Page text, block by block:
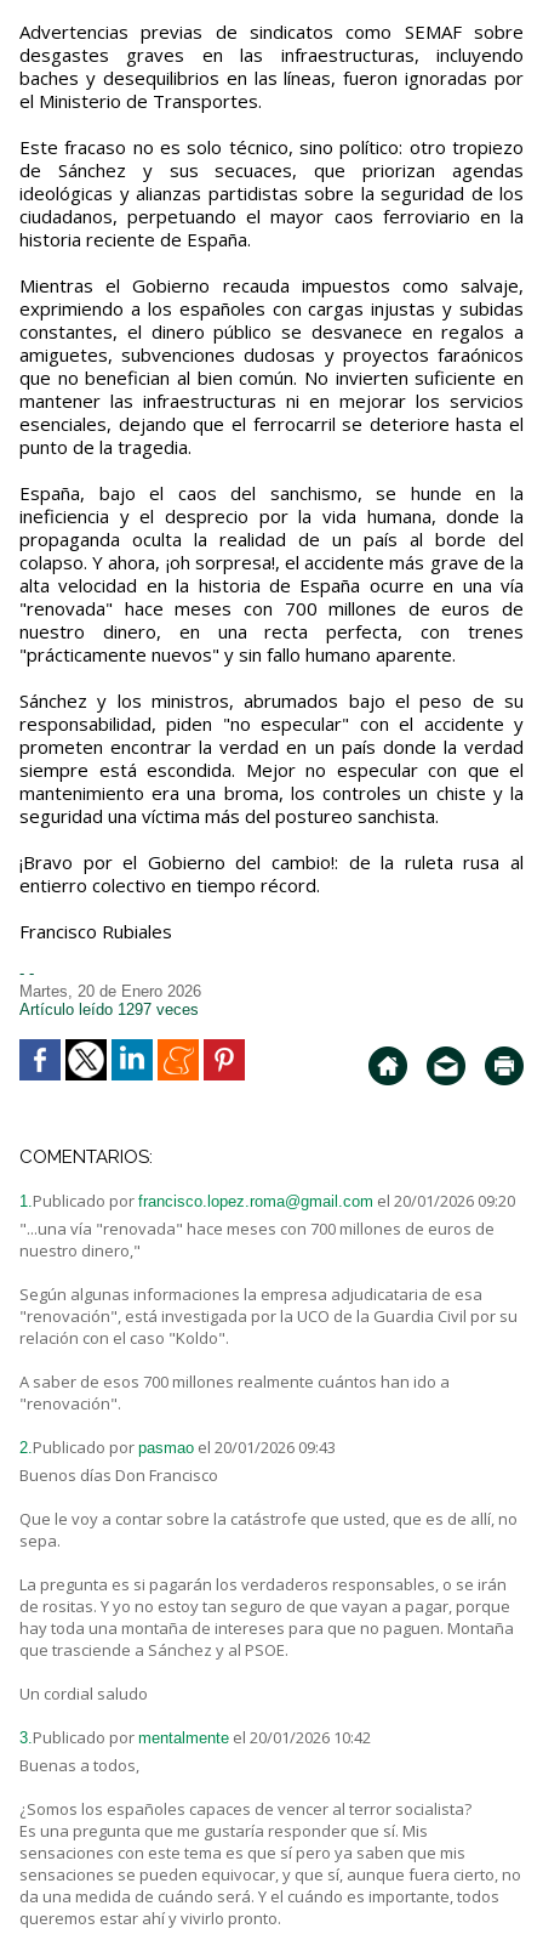
Advertencias previas de sindicatos como SEMAF sobre
desgastes graves en las infraestructuras, incluyendo
baches y desequilibrios en las líneas, fueron ignoradas por
el Ministerio de Transportes.
Este fracaso no es solo técnico, sino político: otro tropiezo
de Sánchez y sus secuaces, que priorizan agendas
ideológicas y alianzas partidistas sobre la seguridad de los
ciudadanos, perpetuando el mayor caos ferroviario en la
historia reciente de España.
Mientras el Gobierno recauda impuestos como salvaje,
exprimiendo a los españoles con cargas injustas y subidas
constantes, el dinero público se desvanece en regalos a
amiguetes, subvenciones dudosas y proyectos faraónicos
que no benefician al bien común. No invierten suficiente en
mantener las infraestructuras ni en mejorar los servicios
esenciales, dejando que el ferrocarril se deteriore hasta el
punto de la tragedia.
España, bajo el caos del sanchismo, se hunde en la
ineficiencia y el desprecio por la vida humana, donde la
propaganda oculta la realidad de un país al borde del
colapso. Y ahora, ¡oh sorpresa!, el accidente más grave de la
alta velocidad en la historia de España ocurre en una vía
"renovada" hace meses con 700 millones de euros de
nuestro dinero, en una recta perfecta, con trenes
"prácticamente nuevos" y sin fallo humano aparente.
Sánchez y los ministros, abrumados bajo el peso de su
responsabilidad, piden "no especular" con el accidente y
prometen encontrar la verdad en un país donde la verdad
siempre está escondida. Mejor no especular con que el
mantenimiento era una broma, los controles un chiste y la
seguridad una víctima más del postureo sanchista.
¡Bravo por el Gobierno del cambio!: de la ruleta rusa al
entierro colectivo en tiempo récord.
Francisco Rubiales
- -
Martes, 20 de Enero 2026
Artículo leído 1297 veces
COMENTARIOS:
1.Publicado por francisco.lopez.roma@gmail.com el 20/01/2026 09:20
"...una vía "renovada" hace meses con 700 millones de euros de
nuestro dinero,"
Según algunas informaciones la empresa adjudicataria de esa
"renovación", está investigada por la UCO de la Guardia Civil por su
relación con el caso "Koldo".
A saber de esos 700 millones realmente cuántos han ido a
"renovación".
2.Publicado por pasmao el 20/01/2026 09:43
Buenos días Don Francisco
Que le voy a contar sobre la catástrofe que usted, que es de allí, no
sepa.
La pregunta es si pagarán los verdaderos responsables, o se irán
de rositas. Y yo no estoy tan seguro de que vayan a pagar, porque
hay toda una montaña de intereses para que no paguen. Montaña
que trasciende a Sánchez y al PSOE.
Un cordial saludo
3.Publicado por mentalmente el 20/01/2026 10:42
Buenas a todos,
¿Somos los españoles capaces de vencer al terror socialista?
Es una pregunta que me gustaría responder que sí. Mis
sensaciones con este tema es que sí pero ya saben que mis
sensaciones se pueden equivocar, y que sí, aunque fuera cierto, no
da una medida de cuándo será. Y el cuándo es importante, todos
queremos estar ahí y vivirlo pronto.